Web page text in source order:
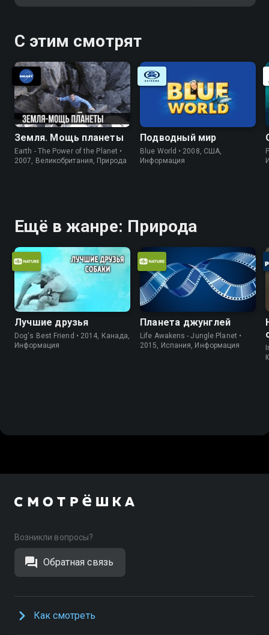
С этим смотрят
Земля. Мощь планеты
Earth - The Power of the Planet •
2007, Великобритания, Природа
Подводный мир
Blue World • 2008, США,
Информация
Ещё в жанре: Природа
Лучшие друзья
Dog's Best Friend • 2014, Канада,
Информация
Планета джунглей
Life Awakens - Jungle Planet •
2015, Испания, Информация
Возникли вопросы?
Обратная связь
Как смотреть